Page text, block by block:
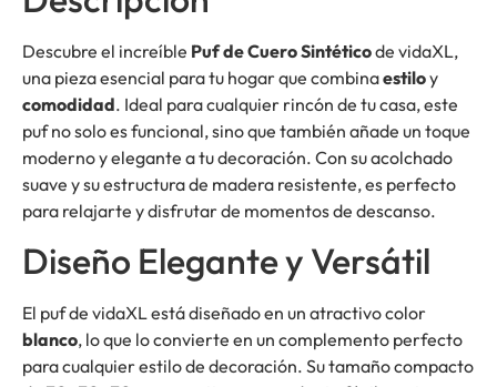
Descubre el increíble Puf de Cuero Sintéticode vidaXL,
una pieza esencial para tu hogar que combinaestiloy
comodidad. Ideal para cualquier rincón de tu casa, este
puf no solo es funcional, sino que también añade un toque
moderno y elegante a tu decoración. Con su acolchado
suave y su estructura de madera resistente, es perfecto
para relajarte y disfrutar de momentos de descanso.
Diseño Elegante y Versátil
El puf de vidaXL está diseñado en un atractivo color
blanco, lo que lo convierte en un complemento perfecto
para cualquier estilo de decoración. Su tamaño compacto